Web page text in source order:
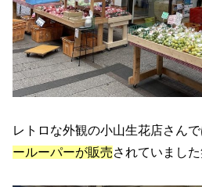
レトロな外観の小山生花店さん
ールーパーが販売されていまし